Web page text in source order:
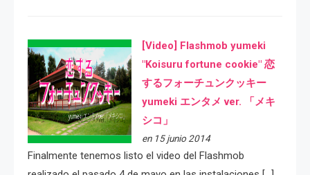
[Video] Flashmob yumeki
"Koisuru fortune cookie" 恋
するフォーチュンクッキー
yumeki エンタメ ver. 「メキ
シコ」
en 15 junio 2014
Finalmente tenemos listo el video del Flashmob